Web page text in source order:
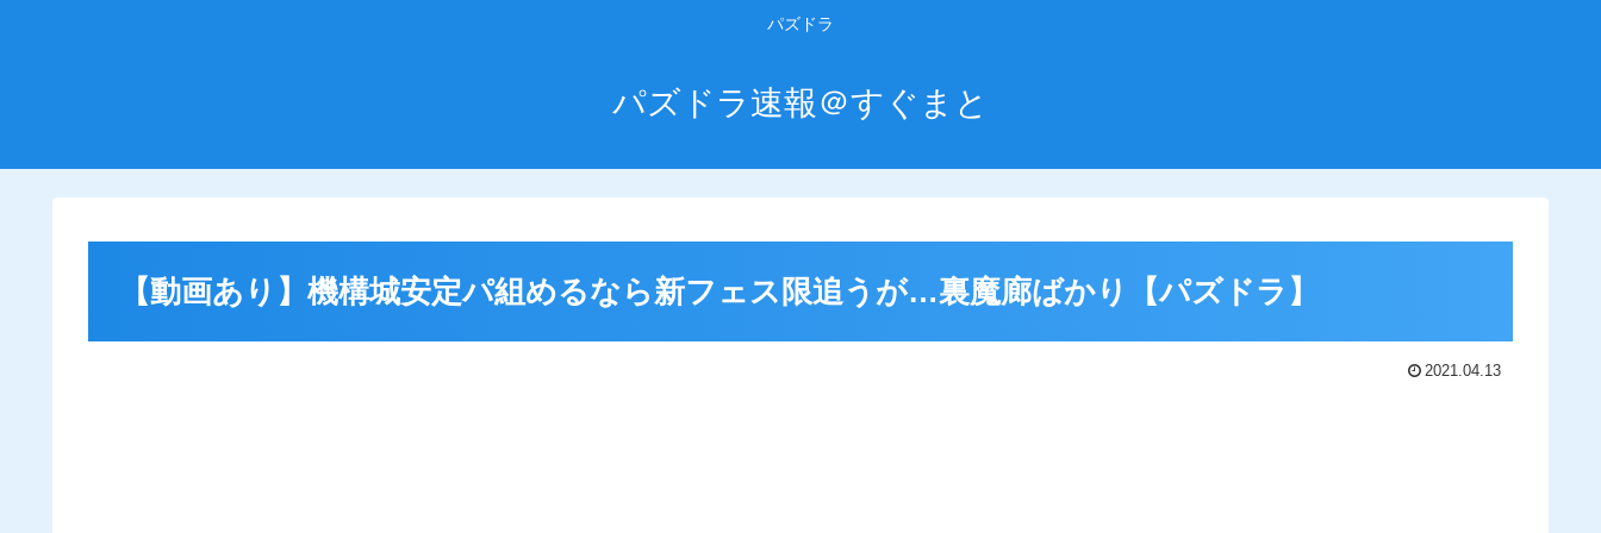
パズドラ
パズドラ速報＠すぐまと
【動画あり】機構城安定パ組めるなら新フェス限追うが…裏魔廊ばかり【パズドラ】
2021.04.13